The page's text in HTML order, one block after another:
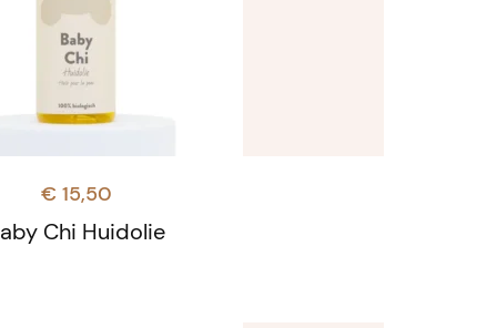
Chi Huidolie
€ 15,50